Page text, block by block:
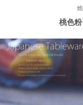
≪新着商品≫ あったか
2023/1/16
≪おすすめ≫ お好み具
楽しみませんか？
桃色